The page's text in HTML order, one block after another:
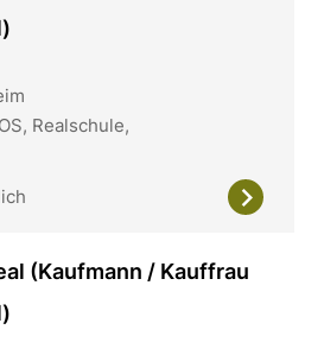
Realschule,
(Kaufmann / Kauffrau